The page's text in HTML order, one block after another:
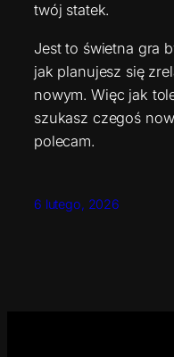
twój statek.
Jest to świetna gra
jak planujesz się
nowym. Więc jak
szukasz czegoś
polecam.
6 lutego, 2026